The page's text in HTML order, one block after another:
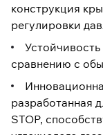
конструкция
регулировки
сравнению с
разработанная
STOP,